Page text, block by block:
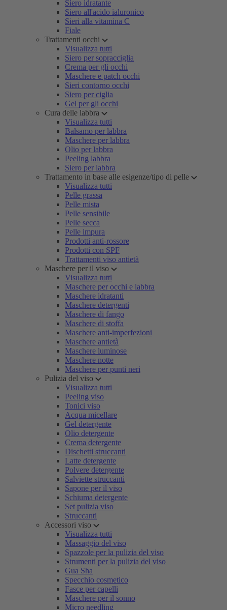
Siero idratante
Siero all'acido ialuronico
Sieri alla vitamina C
Fiale
Trattamenti occhi
Visualizza tutti
Siero per sopracciglia
Crema per gli occhi
Maschere e patch occhi
Sieri contorno occhi
Siero per ciglia
Gel per gli occhi
Cura delle labbra
Visualizza tutti
Balsamo per labbra
Maschere per labbra
Olio per labbra
Peeling labbra
Siero per labbra
Trattamento in base alle esigenze/tipo di pelle
Visualizza tutti
Pelle grassa
Pelle mista
Pelle sensibile
Pelle secca
Pelle impura
Prodotti anti-rossore
Prodotti con SPF
Trattamenti viso antietà
Maschere per il viso
Visualizza tutti
Maschere per occhi e labbra
Maschere idratanti
Maschere detergenti
Maschere di fango
Maschere di stoffa
Maschere anti-imperfezioni
Maschere antietà
Maschere luminose
Maschere notte
Maschere per punti neri
Pulizia del viso
Visualizza tutti
Peeling viso
Tonici viso
Acqua micellare
Gel detergente
Olio detergente
Crema detergente
Dischetti struccanti
Latte detergente
Polvere detergente
Salviette struccanti
Sapone per il viso
Schiuma detergente
Set pulizia viso
Struccanti
Accessori viso
Visualizza tutti
Massaggio del viso
Spazzole per la pulizia del viso
Strumenti per la pulizia del viso
Gua Sha
Specchio cosmetico
Fasce per capelli
Maschere per il sonno
Micro needling